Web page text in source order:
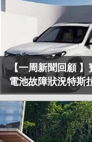
【一周新聞回顧
電池故障狀況特斯